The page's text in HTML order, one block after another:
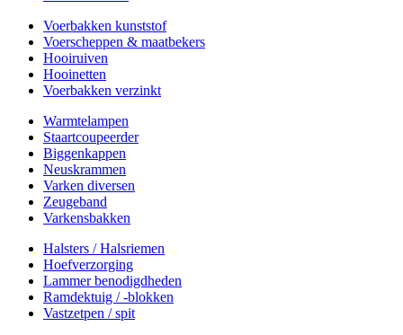
Voerbakken kunststof
Voerscheppen & maatbekers
Hooiruiven
Hooinetten
Voerbakken verzinkt
Warmtelampen
Staartcoupeerder
Biggenkappen
Neuskrammen
Varken diversen
Zeugeband
Varkensbakken
Halsters / Halsriemen
Hoefverzorging
Lammer benodigdheden
Ramdektuig / -blokken
Vastzetpen / spit